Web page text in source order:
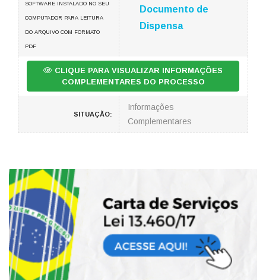
SOFTWARE INSTALADO NO SEU
COMPUTADOR PARA LEITURA
DO ARQUIVO COM FORMATO
PDF
Documento de
Dispensa
CLIQUE PARA VISUALIZAR INFORMAÇÕES
COMPLEMENTARES DO PROCESSO
SITUAÇÃO:
Informações
Complementares